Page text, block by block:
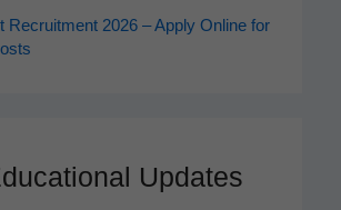
Recruitment 2026 – Apply Online for
Updates